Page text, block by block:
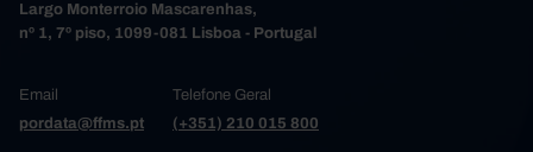
Largo Monterroio Mascarenhas,
nº 1, 7º piso, 1099-081 Lisboa - Portugal
Email
pordata@ffms.pt
Telefone Geral
(+351) 210 015 800